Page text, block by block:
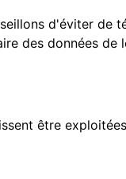
d'éviter de
des données de
être